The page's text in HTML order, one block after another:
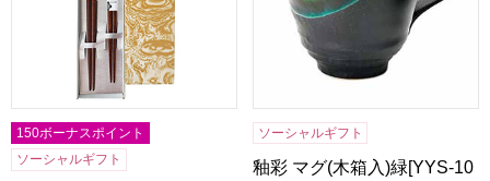
150ボーナスポイント
ソーシャルギフト
ソーシャルギフト
釉彩 マグ(木箱入)緑[YYS-10